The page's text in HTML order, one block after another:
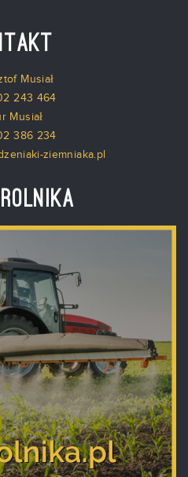
Musiał
243 464
Musiał
386 234
ziemniaka.pl